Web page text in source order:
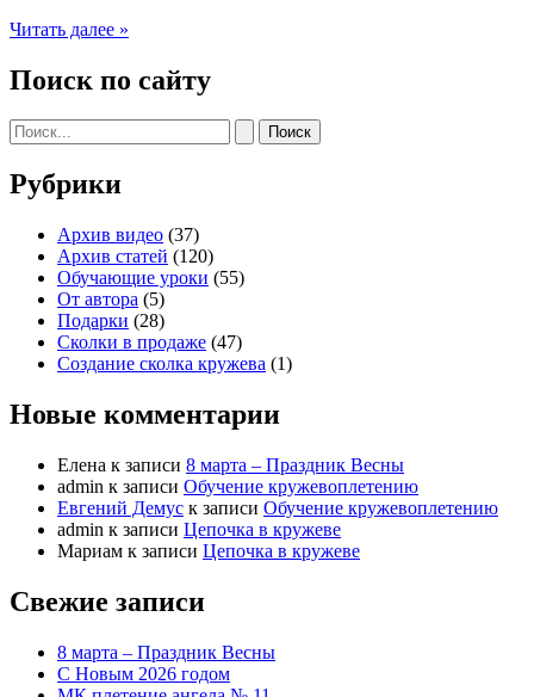
Плетем
Ангела
из
нити
Читать далее »
Поиск по сайту
Поиск:
Рубрики
Архив видео (37)
Архив статей (120)
Обучающие уроки (55)
От автора (5)
Подарки (28)
Сколки в продаже (47)
Создание сколка кружева (1)
Новые комментарии
Елена к записи 8 марта – Праздник Весны
admin к записи Обучение кружевоплетению
Евгений Демус к записи Обучение кружевоплетению
admin к записи Цепочка в кружеве
Мариам к записи Цепочка в кружеве
Свежие записи
8 марта – Праздник Весны
С Новым 2026 годом